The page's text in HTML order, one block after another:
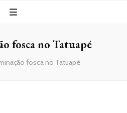
fosca no Tatuapé
fosca no Tatuapé